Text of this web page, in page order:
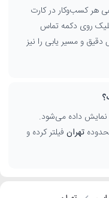
هر کسب‌وکار در کارت
روی دکمه تماس
دقیق و مسیر یابی را نیز
داده می‌شود.
تهران فیلتر کرده و